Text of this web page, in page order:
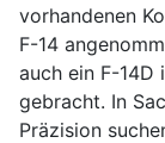
vorhandenen
F-14
auch ein F-
gebracht. In
Präzision